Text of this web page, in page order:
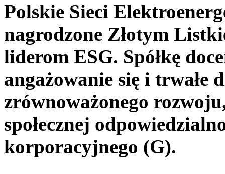
Polskie Sieci
nagrodzone Złotym
liderom ESG. Spółkę
angażowanie się i trwałe
zrównoważonego
społecznej
korporacyjnego (G).